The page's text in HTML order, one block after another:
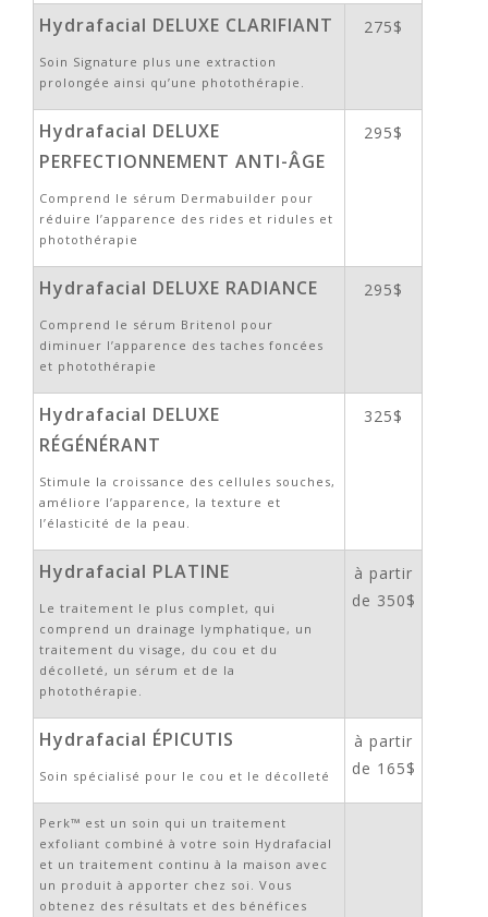
Hydrafacial DELUXE CLARIFIANT
Soin Signature plus une extraction
prolongée ainsi qu’une photothérapie.
275$
Hydrafacial DELUXE
PERFECTIONNEMENT ANTI-ÂGE
Comprend le sérum Dermabuilder pour
réduire l’apparence des rides et ridules et
photothérapie
295$
Hydrafacial DELUXE RADIANCE
Comprend le sérum Britenol pour
diminuer l’apparence des taches foncées
et photothérapie
295$
Hydrafacial DELUXE
RÉGÉNÉRANT
Stimule la croissance des cellules souches,
améliore l’apparence, la texture et
l’élasticité de la peau.
325$
Hydrafacial PLATINE
Le traitement le plus complet, qui
comprend un drainage lymphatique, un
traitement du visage, du cou et du
décolleté, un sérum et de la
photothérapie.
à partir
de 350$
Hydrafacial ÉPICUTIS
Soin spécialisé pour le cou et le décolleté
à partir
de 165$
Perk™ est un soin qui un traitement
exfoliant combiné à votre soin Hydrafacial
et un traitement continu à la maison avec
un produit à apporter chez soi. Vous
obtenez des résultats et des bénéfices